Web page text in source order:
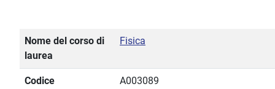
Nome del corso di
laurea
Fisica
Codice
A003089